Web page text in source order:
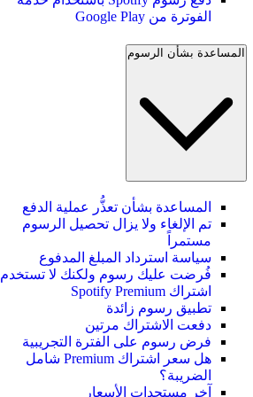
الفوترة من Google Play
المساعدة بشأن الرسوم
المساعدة بشأن تعذُّر عملية الدفع
تم الإلغاء ولا يزال تحصيل الرسوم
مستمراً
سياسة استرداد المبلغ المدفوع
فُرضت عليك رسوم ولكنك لا تستخدم
اشتراك Spotify Premium
تطبيق رسوم زائدة
دفعت الاشتراك مرتين
فرض رسوم على الفترة التجريبية
هل سعر اشتراك Premium شامل
الضريبة؟
آخر مستجدات الأسعار